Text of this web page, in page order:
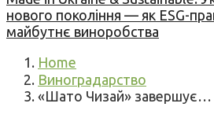
нового покоління — як ESG-
майбутнє виноробства
Home
Виноградарство
«Шато Чизай» завершує…